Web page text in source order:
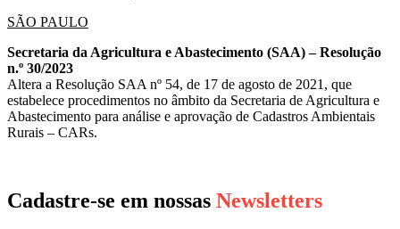
SÃO PAULO
Secretaria da Agricultura e Abastecimento (SAA) – Resolução
n.º 30/2023
Altera a Resolução SAA nº 54, de 17 de agosto de 2021, que
estabelece procedimentos no âmbito da Secretaria de Agricultura e
Abastecimento para análise e aprovação de Cadastros Ambientais
Rurais – CARs.
Cadastre-se em nossas Newsletters